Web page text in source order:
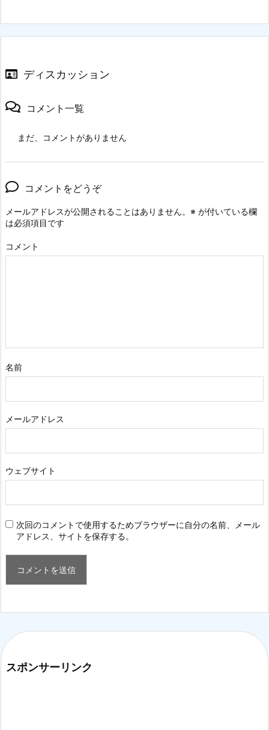
ディスカッション
コメント一覧
まだ、コメントがありません
コメントをどうぞ
メールアドレスが公開されることはありません。 ※ が付いている欄
は必須項目です
コメント
名前
メールアドレス
ウェブサイト
次回のコメントで使用するためブラウザーに自分の名前、メール
アドレス、サイトを保存する。
スポンサーリンク